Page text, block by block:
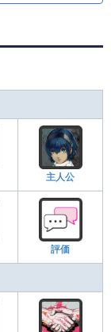
主人公
評価